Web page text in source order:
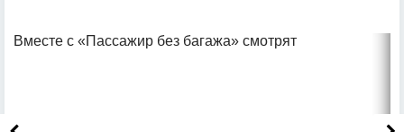
Вместе с «Пассажир без багажа» смотрят